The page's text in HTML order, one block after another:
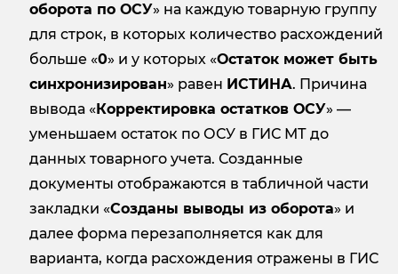
оборота по ОСУ» на каждую товарную группу
для строк, в которых количество расхождений
больше «0» и у которых «Остаток может быть
синхронизирован» равен ИСТИНА. Причина
вывода « Корректировка остатков ОСУ» —
уменьшаем остаток по ОСУ в ГИС МТ до
данных товарного учета. Созданные
документы отображаются в табличной части
закладки «Созданы выводы из оборота» и
далее форма перезаполняется как для
варианта, когда расхождения отражены в ГИС